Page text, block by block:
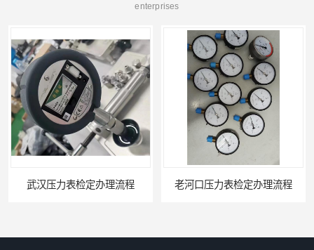
enterprises
老河口压力表检定办理流程 南京压力表校准办理周期